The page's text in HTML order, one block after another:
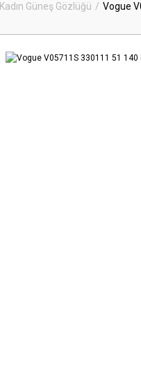
Kadın Güneş Gözlüğü Vogue